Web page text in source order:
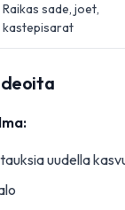
Raikas sade, joet,
kastepisarat
uudella